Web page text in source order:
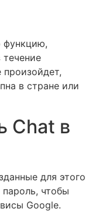
функцию,
в стране или
Chat в
для этого
чтобы
Google.